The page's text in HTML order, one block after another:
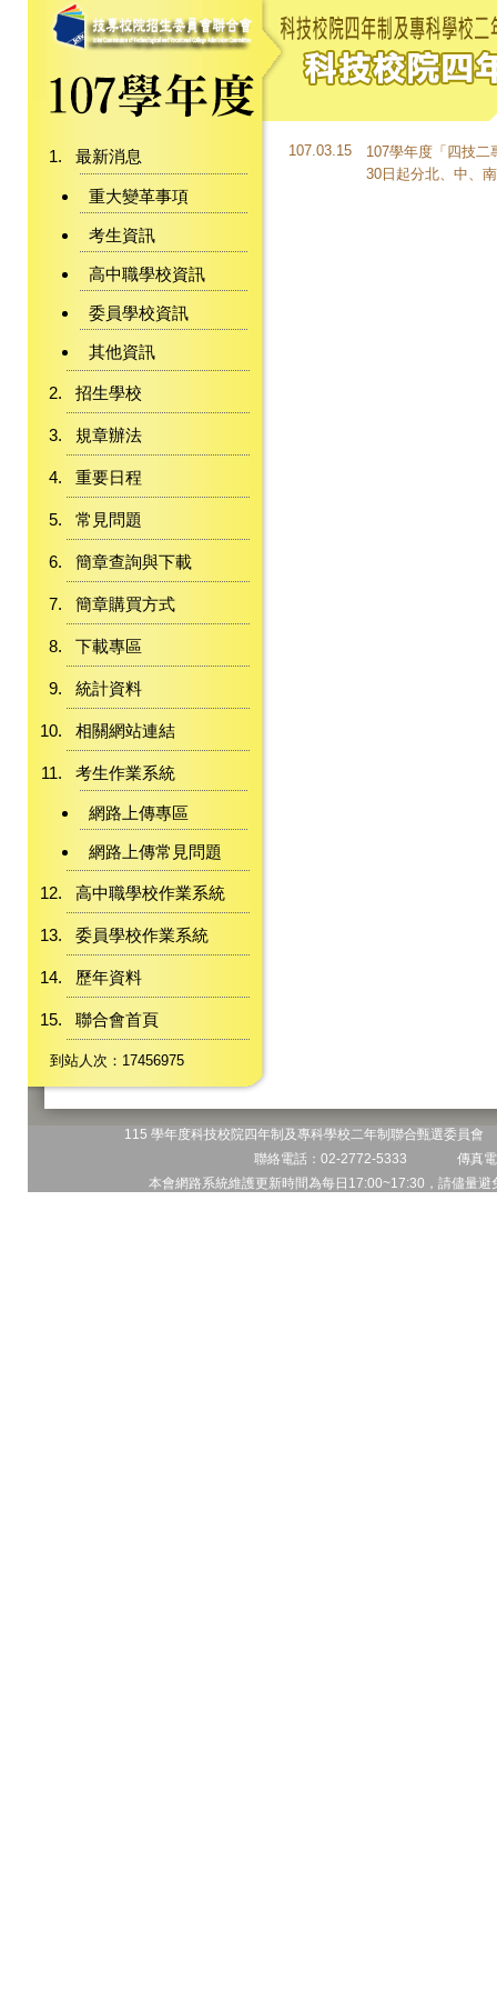
最新消息
重大變革事項
考生資訊
高中職學校資訊
委員學校資訊
其他資訊
招生學校
規章辦法
重要日程
常見問題
簡章查詢與下載
簡章購買方式
下載專區
統計資料
相關網站連結
考生作業系統
網路上傳專區
網路上傳常見問題
高中職學校作業系統
委員學校作業系統
歷年資料
聯合會首頁
到站人次：17456975
107.03.15
107學年度「四技二
30日起分北、中、
115 學年度科技校院四年制及專科學校二年制聯合甄選委員
聯絡電話：02-2772-5333 傳真
本會網路系統維護更新時間為每日17:00~17:30，請儘量